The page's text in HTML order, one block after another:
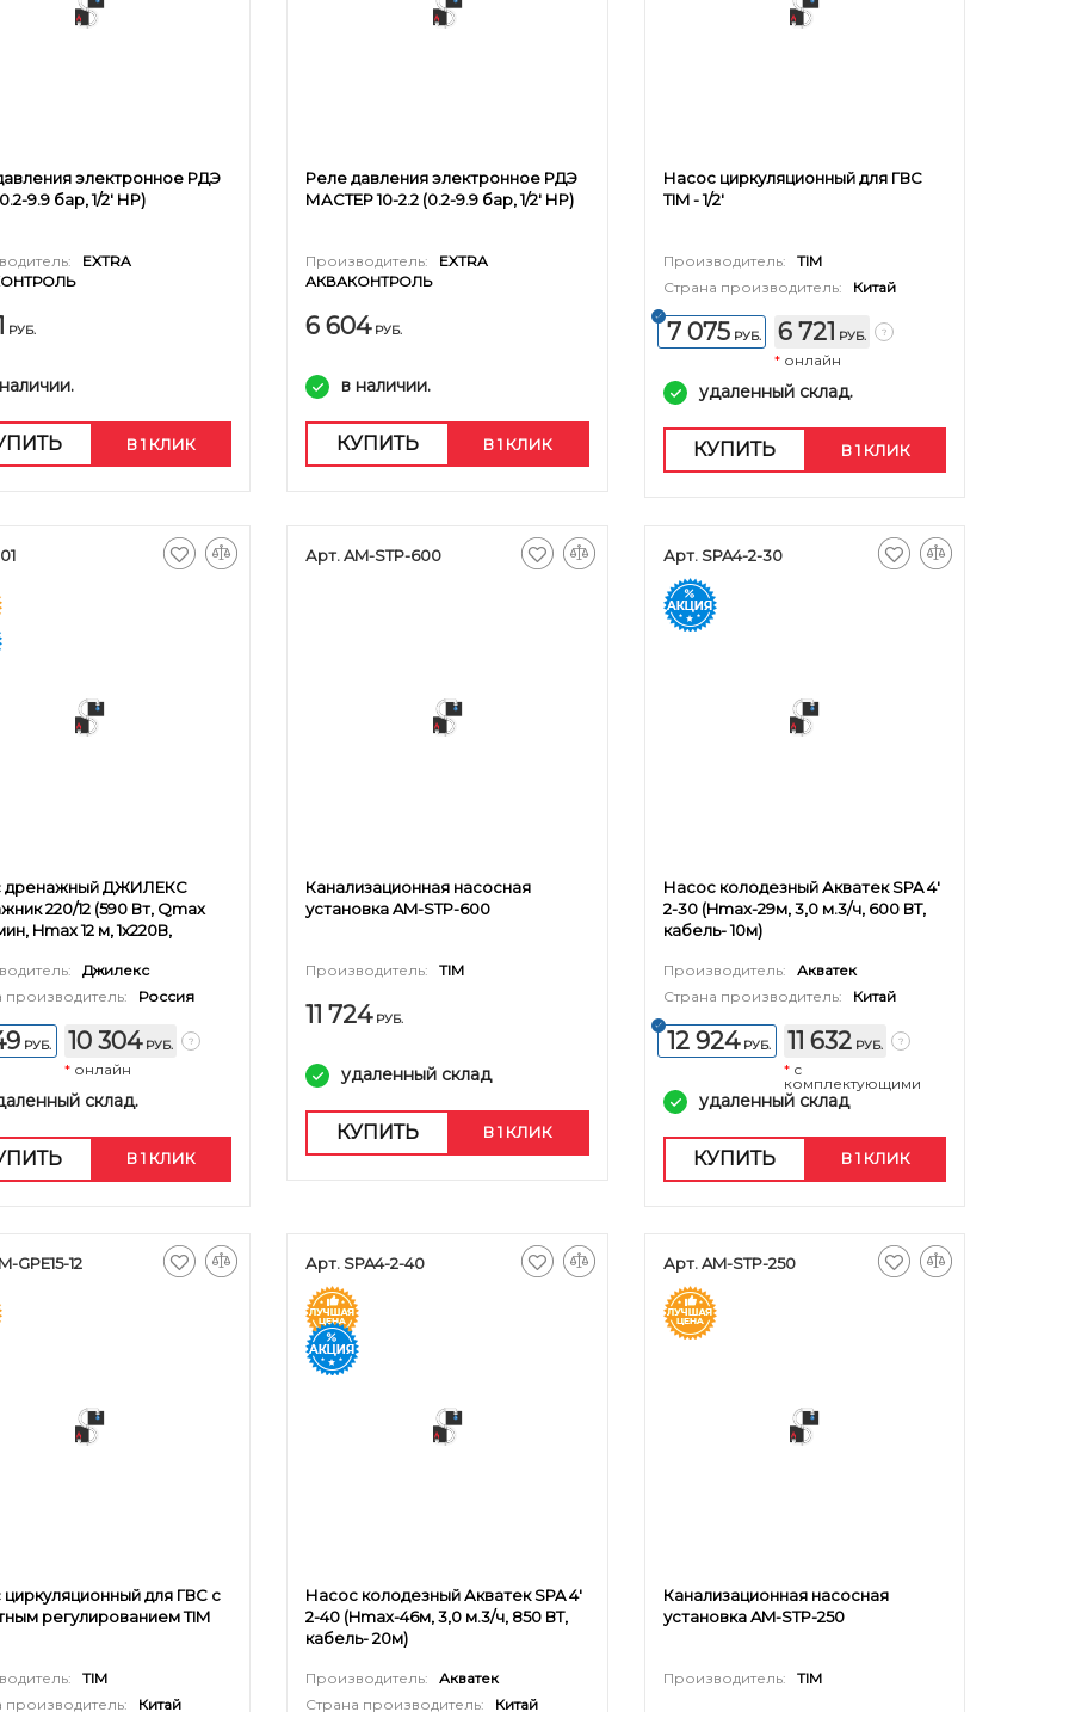
электронное РДЭ
9.9 бар, 1/2' НР)
EXTRA
РУБ.
В 1 КЛИК
Реле давления электронное РДЭ
МАСТЕР 10-2.2 (0.2-9.9 бар, 1/2' НР)
Производитель:
EXTRA
АКВАКОНТРОЛЬ
6 604 РУБ.
в наличии.
КУПИТЬ В 1 КЛИК
Насос циркуляционный для ГВС
TIM - 1/2'
Производитель:
TIM
Страна производитель:
Китай
7 075 РУБ. 6 721 РУБ.
*онлайн
удаленный склад.
КУПИТЬ В 1 КЛИК
дренажный ДЖИЛЕКС
220/12 (590 Вт, Qmax
Hmax 12 м, 1x220В,
Джилекс
производитель:
Россия
РУБ. 10 304 РУБ.
* онлайн
склад.
В 1 КЛИК
Арт. AM-STP-600
Канализационная насосная
установка AM-STP-600
Производитель: TIM
11 724 РУБ.
удаленный склад
КУПИТЬ В 1 КЛИК
Арт. SPA4-2-30
Насос колодезный Акватек SPA 4'
2-30 (Hmax-29м, 3,0 м.3/ч, 600 ВТ,
кабель- 10м)
Производитель:
Акватек
Страна производитель:
Китай
12 924 РУБ. 11 632 РУБ.
*с
комплектующими
удаленный склад
КУПИТЬ В 1 КЛИК
GPE15-12
для ГВС с
регулированием TIM
TIM
производитель:
Китай
Арт. SPA4-2-40
Насос колодезный Акватек SPA 4'
2-40 (Hmax-46м, 3,0 м.3/ч, 850 ВТ,
кабель- 20м)
Производитель:
Акватек
Страна производитель:
Китай
Арт. AM-STP-250
Канализационная насосная
установка AM-STP-250
Производитель: TIM